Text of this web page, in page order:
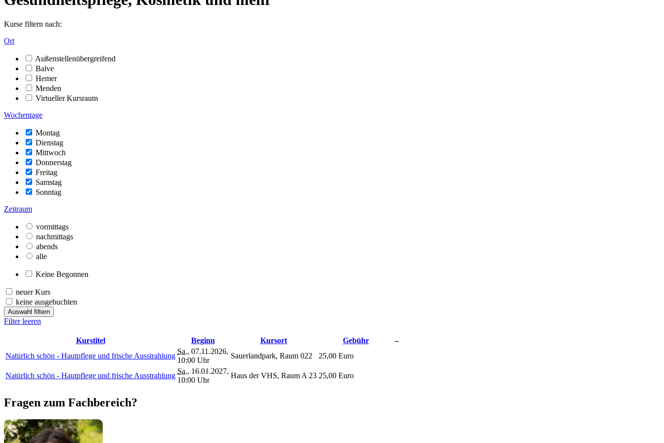
Kurse filtern nach:
Ort
Außenstellenübergreifend
Balve
Hemer
Menden
Virtueller Kursraum
Wochentage
Montag
Dienstag
Mittwoch
Donnerstag
Freitag
Samstag
Sonntag
Zeitraum
vormittags
nachmittags
abends
alle
Keine Begonnen
neuer Kurs
keine ausgebuchten
Auswahl filtern
Filter leeren
Kurstitel Beginn Kursort Gebühr
–
Natürlich schön - Hautpflege und frische Ausstrahlung
Sa., 07.11.2026,
10:00 Uhr
Sauerlandpark, Raum 022 25,00 Euro
Natürlich schön - Hautpflege und frische Ausstrahlung
Sa., 16.01.2027,
10:00 Uhr
Haus der VHS, Raum A 23 25,00 Euro
Fragen zum Fachbereich?